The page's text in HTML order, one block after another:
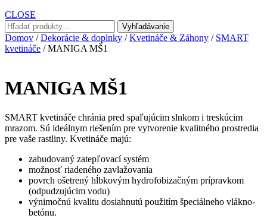
CLOSE
Hľadať:
Vyhľadávanie
Domov /Dekorácie & doplnky /Kvetináče & Záhony / SMART
kvetináče / MANIGA MŠ1
MANIGA MŠ1
SMART kvetináče chránia pred spaľujúcim slnkom i treskúcim
mrazom. Sú ideálnym riešením pre vytvorenie kvalitného prostredia
pre vaše rastliny. Kvetináče majú:
zabudovaný zatepľovací systém
možnosť riadeného zavlažovania
povrch ošetrený hĺbkovým hydrofobizačným prípravkom
(odpudzujúcim vodu)
výnimočnú kvalitu dosiahnutú použitím špeciálneho vlákno-
betónu.